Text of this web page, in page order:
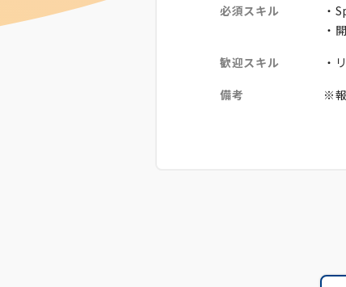
必須スキル
・
・
歓迎スキル
・
備考
※報